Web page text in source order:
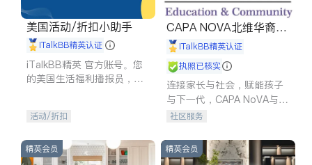
美国活动/折扣小助手
iTalkBB精英认证
iTalkBB精英 官方账号。您
的美国生活福利播报员，精
专属福利。
活动/折扣
CAPA NOVA北维华裔家
长会iTalkBB精英认证
执照已核实
连接家长与社会，赋能孩子
与下一代，CAPA NoVA与您
携手建设包容、公平、充满
社区服务
精英会员 精英会员